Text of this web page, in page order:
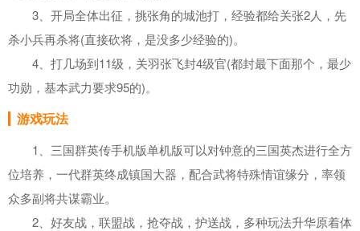
3、开局全体出征，挑张角的城池打，经验都给关张2人，先
杀小兵再杀将(直接砍将，是没多少经验的)。
4、打几场到11级，关羽张飞封4级官(都封最下面那个，最少
功勋，基本武力要求95的)。
游戏玩法
1、三国群英传手机版单机版可以对钟意的三国英杰进行全方
位培养，一代群英终成镇国大器，配合武将特殊情谊缘分，率领
众多副将共谋霸业。
2、好友战，联盟战，抢夺战，护送战，多种玩法升华原着体